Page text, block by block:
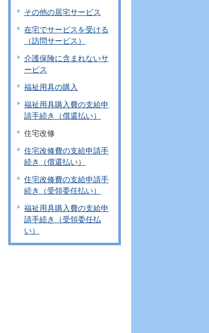
その他の居宅サービス
在宅でサービスを受ける
（訪問サービス）
介護保険に含まれないサ
ービス
福祉用具の購入
福祉用具購入費の支給申
請手続き（償還払い）
住宅改修
住宅改修費の支給申請手
続き（償還払い）
住宅改修費の支給申請手
続き（受領委任払い）
福祉用具購入費の支給申
請手続き（受領委任払
い）